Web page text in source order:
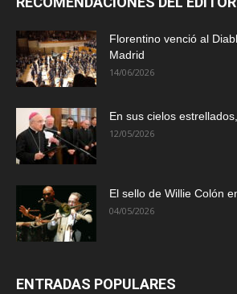
Florentino venció al
Madrid
14/06/2026
En sus cielos
12/05/2026
El sello de Willie Colón
04/05/2026
ENTRADAS POPULARES